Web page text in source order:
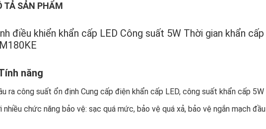
TẢ SẢN PHẨM
điều khiển khẩn cấp LED Công suất 5W Thời gian khẩn
năng
ra công suất ổn định Cung cấp điện khẩn cấp LED, công suất khẩn cấp 5W
nhiều chức năng bảo vệ: sạc quá mức, bảo vệ quá xả, bảo vệ ngắn mạch đầu